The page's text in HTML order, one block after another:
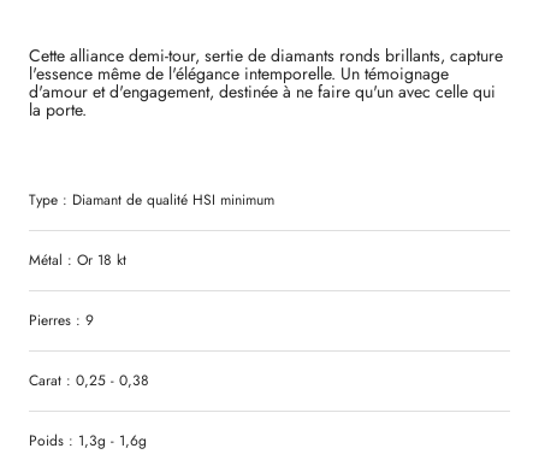
Cette alliance demi-tour, sertie de diamants ronds brillants, capture
l'essence même de l'élégance intemporelle. Un témoignage
d'amour et d'engagement, destinée à ne faire qu'un avec celle qui
la porte.
Type : Diamant de qualité HSI minimum
Métal : Or 18 kt
Pierres : 9
Carat : 0,25 - 0,38
Poids : 1,3g - 1,6g